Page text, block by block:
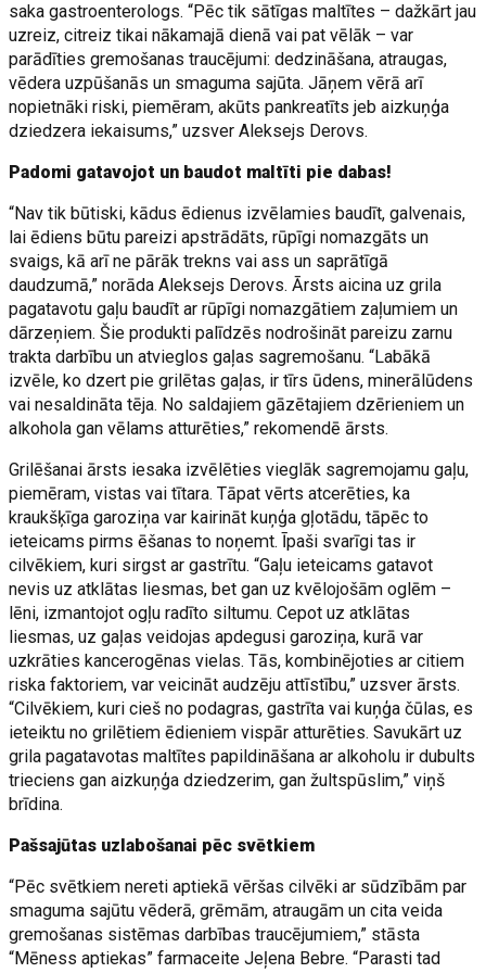
saka gastroenterologs. “Pēc tik sātīgas maltītes – dažkārt jau
uzreiz, citreiz tikai nākamajā dienā vai pat vēlāk – var
parādīties gremošanas traucējumi: dedzināšana, atraugas,
vēdera uzpūšanās un smaguma sajūta. Jāņem vērā arī
nopietnāki riski, piemēram, akūts pankreatīts jeb aizkuņģa
dziedzera iekaisums,” uzsver Aleksejs Derovs.
Padomi gatavojot un baudot maltīti pie dabas!
“Nav tik būtiski, kādus ēdienus izvēlamies baudīt, galvenais,
lai ēdiens būtu pareizi apstrādāts, rūpīgi nomazgāts un
svaigs, kā arī ne pārāk trekns vai ass un saprātīgā
daudzumā,” norāda Aleksejs Derovs. Ārsts aicina uz grila
pagatavotu gaļu baudīt ar rūpīgi nomazgātiem zaļumiem un
dārzeņiem. Šie produkti palīdzēs nodrošināt pareizu zarnu
trakta darbību un atvieglos gaļas sagremošanu. “Labākā
izvēle, ko dzert pie grilētas gaļas, ir tīrs ūdens, minerālūdens
vai nesaldināta tēja. No saldajiem gāzētajiem dzērieniem un
alkohola gan vēlams atturēties,” rekomendē ārsts.
Grilēšanai ārsts iesaka izvēlēties vieglāk sagremojamu gaļu,
piemēram, vistas vai tītara. Tāpat vērts atcerēties, ka
kraukšķīga garoziņa var kairināt kuņģa gļotādu, tāpēc to
ieteicams pirms ēšanas to noņemt. Īpaši svarīgi tas ir
cilvēkiem, kuri sirgst ar gastrītu. “Gaļu ieteicams gatavot
nevis uz atklātas liesmas, bet gan uz kvēlojošām oglēm –
lēni, izmantojot ogļu radīto siltumu. Cepot uz atklātas
liesmas, uz gaļas veidojas apdegusi garoziņa, kurā var
uzkrāties kancerogēnas vielas. Tās, kombinējoties ar citiem
riska faktoriem, var veicināt audzēju attīstību,” uzsver ārsts.
“Cilvēkiem, kuri cieš no podagras, gastrīta vai kuņģa čūlas, es
ieteiktu no grilētiem ēdieniem vispār atturēties. Savukārt uz
grila pagatavotas maltītes papildināšana ar alkoholu ir dubults
trieciens gan aizkuņģa dziedzerim, gan žultspūslim,” viņš
brīdina.
Pašsajūtas uzlabošanai pēc svētkiem
“Pēc svētkiem nereti aptiekā vēršas cilvēki ar sūdzībām par
smaguma sajūtu vēderā, grēmām, atraugām un cita veida
gremošanas sistēmas darbības traucējumiem,” stāsta
“Mēness aptiekas” farmaceite Jeļena Bebre. “Parasti tad